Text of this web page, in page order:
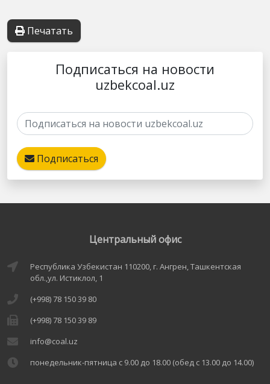
Печатать
Подписаться на новости
uzbekcoal.uz
Подписаться
Центральный офис
Республика Узбекистан 110200, г. Ангрен, Ташкентская
обл.,ул. Истиклол, 1
(+998) 78 150 39 80
(+998) 78 150 39 89
info@coal.uz
понедельник-пятница с 9.00 до 18.00 (обед с 13.00 до 14.00)